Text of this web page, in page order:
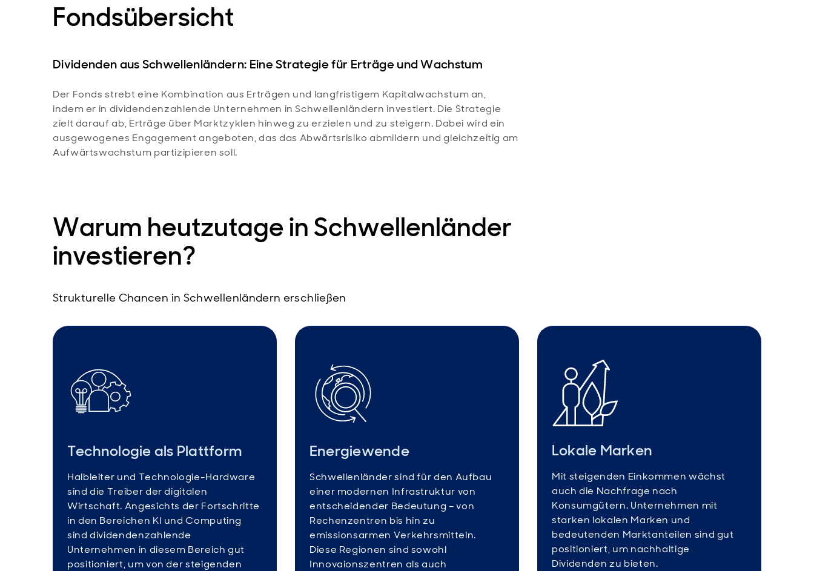
Fondsübersicht
Dividenden aus Schwellenländern: Eine Strategie für Erträge und Wachstum
Der Fonds strebt eine Kombination aus Erträgen und langfristigem Kapitalwachstum an,
indem er in dividendenzahlende Unternehmen in Schwellenländern investiert. Die Strategie
zielt darauf ab, Erträge über Marktzyklen hinweg zu erzielen und zu steigern. Dabei wird ein
ausgewogenes Engagement angeboten, das das Abwärtsrisiko abmildern und gleichzeitig am
Aufwärtswachstum partizipieren soll.
Warum heutzutage in Schwellenländer
investieren?
Strukturelle Chancen in Schwellenländern erschließen
Technologie als Plattform
Halbleiter und Technologie-Hardware
sind die Treiber der digitalen
Wirtschaft. Angesichts der Fortschritte
in den Bereichen KI und Computing
sind dividendenzahlende
Unternehmen in diesem Bereich gut
positioniert, um von der steigenden
Energiewende
Schwellenländer sind für den Aufbau
einer modernen Infrastruktur von
entscheidender Bedeutung – von
Rechenzentren bis hin zu
emissionsarmen Verkehrsmitteln.
Diese Regionen sind sowohl
Innovaionszentren als auch
Lokale Marken
Mit steigenden Einkommen wächst
auch die Nachfrage nach
Konsumgütern. Unternehmen mit
starken lokalen Marken und
bedeutenden Marktanteilen sind gut
positioniert, um nachhaltige
Dividenden zu bieten.